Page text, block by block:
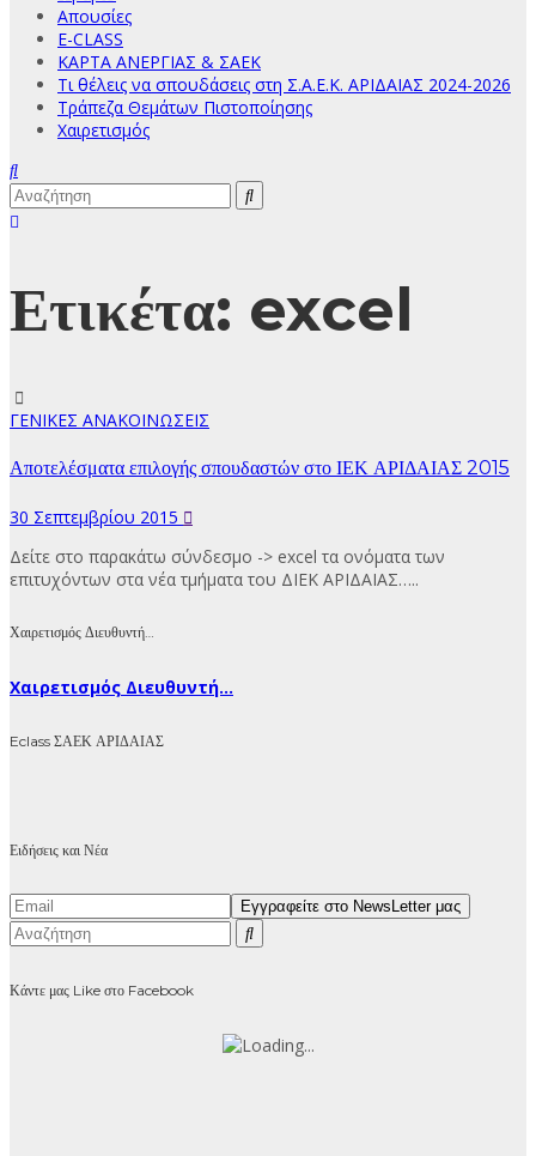
Απουσίες
E-CLASS
ΚΑΡΤΑ ΑΝΕΡΓΙΑΣ & ΣΑΕΚ
Τι θέλεις να σπουδάσεις στη Σ.Α.Ε.Κ. ΑΡΙΔΑΙΑΣ 2024-2026
Τράπεζα Θεμάτων Πιστοποίησης
Χαιρετισμός
Ετικέτα: excel
ΓΕΝΙΚΕΣ ΑΝΑΚΟΙΝΩΣΕΙΣ
Αποτελέσματα επιλογής σπουδαστών στο ΙΕΚ ΑΡΙΔΑΙΑΣ 2015
30 Σεπτεμβρίου 2015
Δείτε στο παρακάτω σύνδεσμο -> excel τα ονόματα των
επιτυχόντων στα νέα τμήματα του ΔΙΕΚ ΑΡΙΔΑΙΑΣ…..
Χαιρετισμός Διευθυντή…
Χαιρετισμός Διευθυντή...
Eclass ΣΑΕΚ ΑΡΙΔΑΙΑΣ
Ειδήσεις και Νέα
Κάντε μας Like στο Facebook